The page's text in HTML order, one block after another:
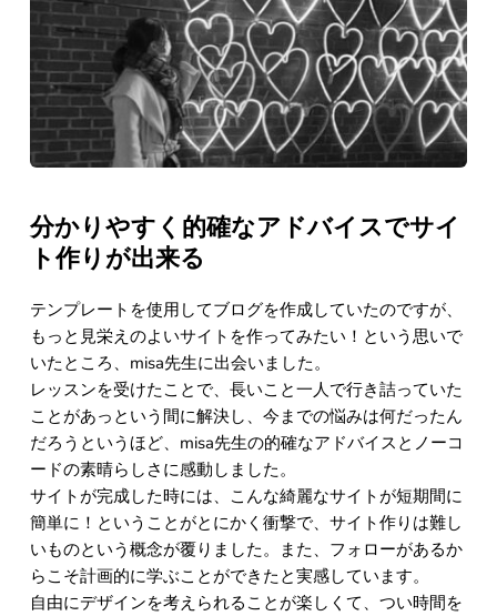
分かりやすく的確なアドバイスでサイ
ト作りが出来る
テンプレートを使用してブログを作成していたのですが、
もっと見栄えのよいサイトを作ってみたい！という思いで
いたところ、misa先生に出会いました。
レッスンを受けたことで、長いこと一人で行き詰っていた
ことがあっという間に解決し、今までの悩みは何だったん
だろうというほど、misa先生の的確なアドバイスとノーコ
ードの素晴らしさに感動しました。
サイトが完成した時には、こんな綺麗なサイトが短期間に
簡単に！ということがとにかく衝撃で、サイト作りは難し
いものという概念が覆りました。また、フォローがあるか
らこそ計画的に学ぶことができたと実感しています。
自由にデザインを考えられることが楽しくて、つい時間を